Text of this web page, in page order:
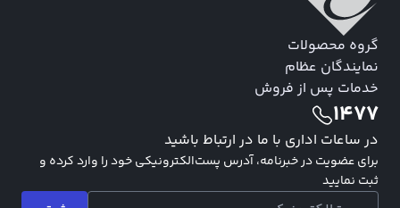
گروه محصولات
نمایندگان عظام
خدمات پس از فروش
در ساعات اداری با ما در ارتباط باشید
1477
برای عضویت در خبرنامه، آدرس پست‌الکترونیکی خود را وارد کرده و
ثبت نمایید